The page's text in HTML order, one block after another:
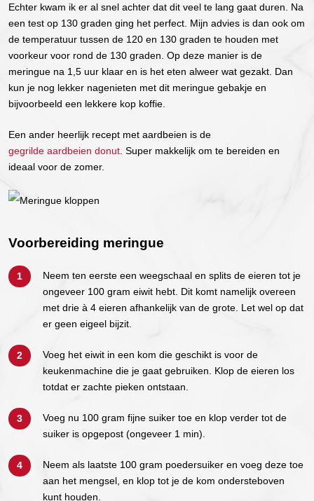
Echter kwam ik er al snel achter dat dit veel te lang gaat duren. Na
een test op 130 graden ging het perfect. Mijn advies is dan ook om
de temperatuur tussen de 120 en 130 graden te houden met
voorkeur voor rond de 130 graden. Op deze manier is de
meringue na 1,5 uur klaar en is het eten alweer wat gezakt. Dan
kun je nog lekker nagenieten met dit meringue gebakje en
bijvoorbeeld een lekkere kop koffie.
Een ander heerlijk recept met aardbeien is de
gegrilde aardbeien donut . Super makkelijk om te bereiden en
ideaal voor de zomer.
Voorbereiding meringue
Neem ten eerste een weegschaal en splits de eieren tot je
ongeveer 100 gram eiwit hebt. Dit komt namelijk overeen
met drie à 4 eieren afhankelijk van de grote. Let wel op dat
er geen eigeel bijzit.
Voeg het eiwit in een kom die geschikt is voor de
keukenmachine die je gaat gebruiken. Klop de eieren los
totdat er zachte pieken ontstaan.
Voeg nu 100 gram fijne suiker toe en klop verder tot de
suiker is opgepost (ongeveer 1 min).
Neem als laatste 100 gram poedersuiker en voeg deze toe
aan het mengsel, en klop tot je de kom ondersteboven
kunt houden.